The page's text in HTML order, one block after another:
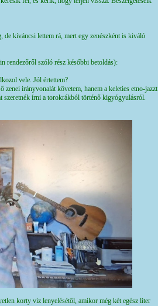
de kíváncsi lettem rá, mert egy zenészként is kiváló
rendezőről szóló rész későbbi betoldás):
vele. Jól értettem?
irányvonalát követem, hanem a keleties etno-jazzt,
írni a torokrákból történő kigyógyulásról.
korty víz lenyelésétől, amikor még két egész liter